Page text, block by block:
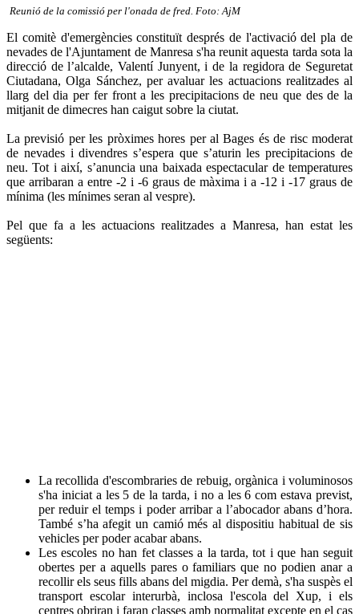
Reunió de la comissió per l'onada de fred. Foto: AjM
El comitè d'emergències constituït després de l'activació del pla de
nevades de l'Ajuntament de Manresa s'ha reunit aquesta tarda sota la
direcció de l’alcalde, Valentí Junyent, i de la regidora de Seguretat
Ciutadana, Olga Sánchez, per avaluar les actuacions realitzades al
llarg del dia per fer front a les precipitacions de neu que des de la
mitjanit de dimecres han caigut sobre la ciutat.
La previsió per les pròximes hores per al Bages és de risc moderat
de nevades i divendres s’espera que s’aturin les precipitacions de
neu. Tot i així, s’anuncia una baixada espectacular de temperatures
que arribaran a entre -2 i -6 graus de màxima i a -12 i -17 graus de
mínima (les mínimes seran al vespre).
Pel que fa a les actuacions realitzades a Manresa, han estat les
següents:
La recollida d'escombraries de rebuig, orgànica i voluminosos
s'ha iniciat a les 5 de la tarda, i no a les 6 com estava previst,
per reduir el temps i poder arribar a l’abocador abans d’hora.
També s’ha afegit un camió més al dispositiu habitual de sis
vehicles per poder acabar abans.
Les escoles no han fet classes a la tarda, tot i que han seguit
obertes per a aquells pares o familiars que no podien anar a
recollir els seus fills abans del migdia. Per demà, s'ha suspès el
transport escolar interurbà, inclosa l'escola del Xup, i els
centres obriran i faran classes amb normalitat excepte en el cas